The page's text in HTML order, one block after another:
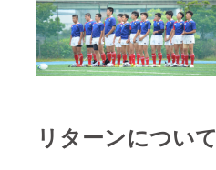
リターンについて